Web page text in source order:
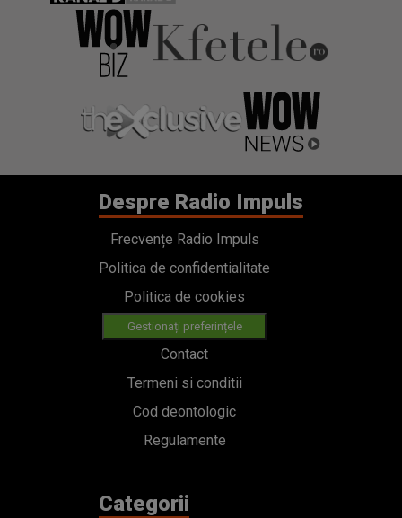
Despre Radio Impuls
Frecvențe Radio Impuls
Politica de confidentialitate
Politica de cookies
Gestionați preferințele
Contact
Termeni si conditii
Cod deontologic
Regulamente
Categorii